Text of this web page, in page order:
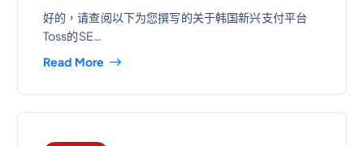
好的，请查阅以下为您撰写的关于韩国新兴支付平台
Toss的SE…
Read More